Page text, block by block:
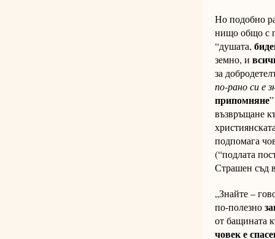
Но подобно
нищо общо с
“душата,
земно, и
за
по-рано си е
припомняне
възвръщане
подпомага
(“подлата
Страшен съд
„Знайте –
по-полезно
от бащината
човек е